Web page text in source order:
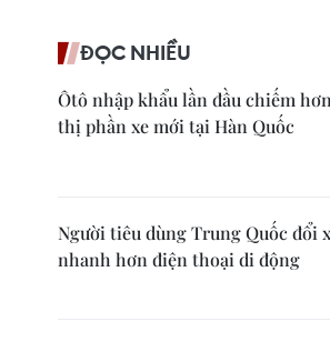
ĐỌC NHIỀU
Ôtô nhập khẩu lần đầu chiếm
thị phần xe mới tại Hàn Quốc
Người tiêu dùng Trung Quốc đổi
nhanh hơn điện thoại di động